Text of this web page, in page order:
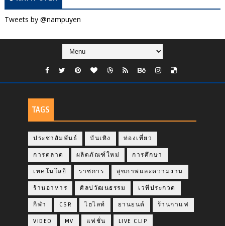
Tweets by @nampuyen
TAGS
ประชาสัมพันธ์ บันเทิง ท่องเที่ยว
การตลาด ผลิตภัณฑ์ใหม่ การศึกษา
เทคโนโลยี ราชการ สุขภาพและความงาม
ร้านอาหาร ศิลปวัฒนธรรม เวทีประกวด
กีฬา CSR ไฮไลท์ ยานยนต์ ร้านกาแฟ
VIDEO MV แฟชั่น LIVE CLIP